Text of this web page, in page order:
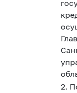
2.